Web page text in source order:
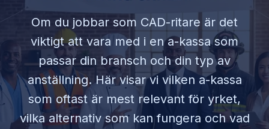
Om du jobbar som CAD-ritare är det
viktigt att vara med i en a-kassa som
passar din bransch och din typ av
anställning. Här visar vi vilken a-kassa
som oftast är mest relevant för yrket,
vilka alternativ som kan fungera och vad